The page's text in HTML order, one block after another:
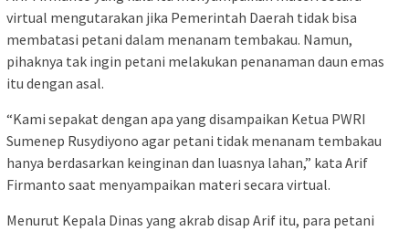
virtual mengutarakan jika Pemerintah Daerah tidak bisa
membatasi petani dalam menanam tembakau. Namun,
pihaknya tak ingin petani melakukan penanaman daun emas
itu dengan asal.
“Kami sepakat dengan apa yang disampaikan Ketua PWRI
Sumenep Rusydiyono agar petani tidak menanam tembakau
hanya berdasarkan keinginan dan luasnya lahan,” kata Arif
Firmanto saat menyampaikan materi secara virtual.
Menurut Kepala Dinas yang akrab disap Arif itu, para petani